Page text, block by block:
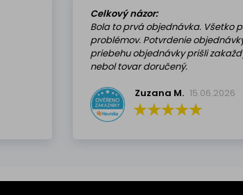
Celkový názor:
Bola to prvá objednávka. Všetko
problémov. Potvrdenie
priebehu objednávky prišli
nebol tovar doručený.
Zuzana M. 15.06.2026